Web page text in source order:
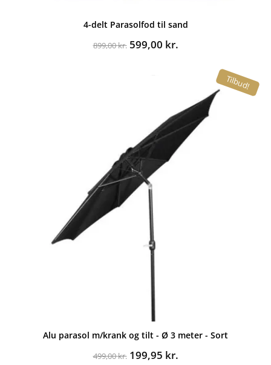
4-delt Parasolfod til sand
899,00kr. Den
599,00 kr.Den
599,00 kr..
Tilbud!
Alu parasol m/krank og tilt - Ø 3 meter - Sort
499,00kr. Den
199,95 kr.Den